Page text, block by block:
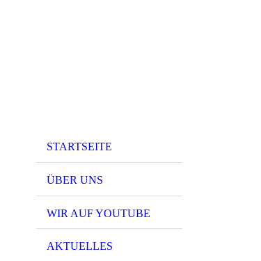
STARTSEITE
ÜBER UNS
WIR AUF YOUTUBE
AKTUELLES